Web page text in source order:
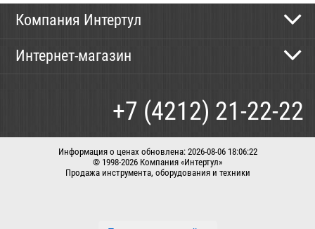
Компания Интертул
Новости
Интернет-магазин
Доставка
+7 (4212) 21-22-22
Информация о ценах обновлена: 2026-08-06 18:06:22
© 1998-2026 Компания «Интертул»
Продажа инструмента, оборудования и техники